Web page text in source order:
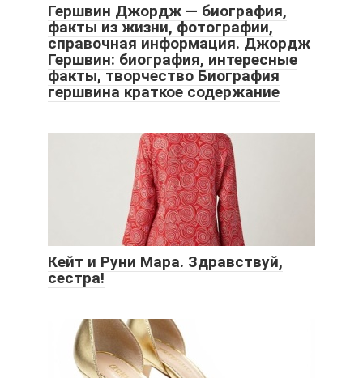
Гершвин Джордж — биография,
факты из жизни, фотографии,
справочная информация. Джордж
Гершвин: биография, интересные
факты, творчество Биография
гершвина краткое содержание
Кейт и Руни Мара. Здравствуй,
сестра!